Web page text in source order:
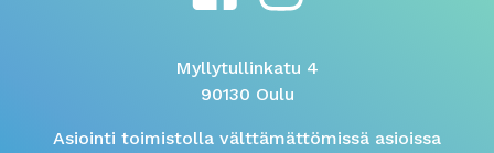
Myllytullinkatu 4
90130 Oulu
Asiointi toimistolla välttämättömissä asioissa